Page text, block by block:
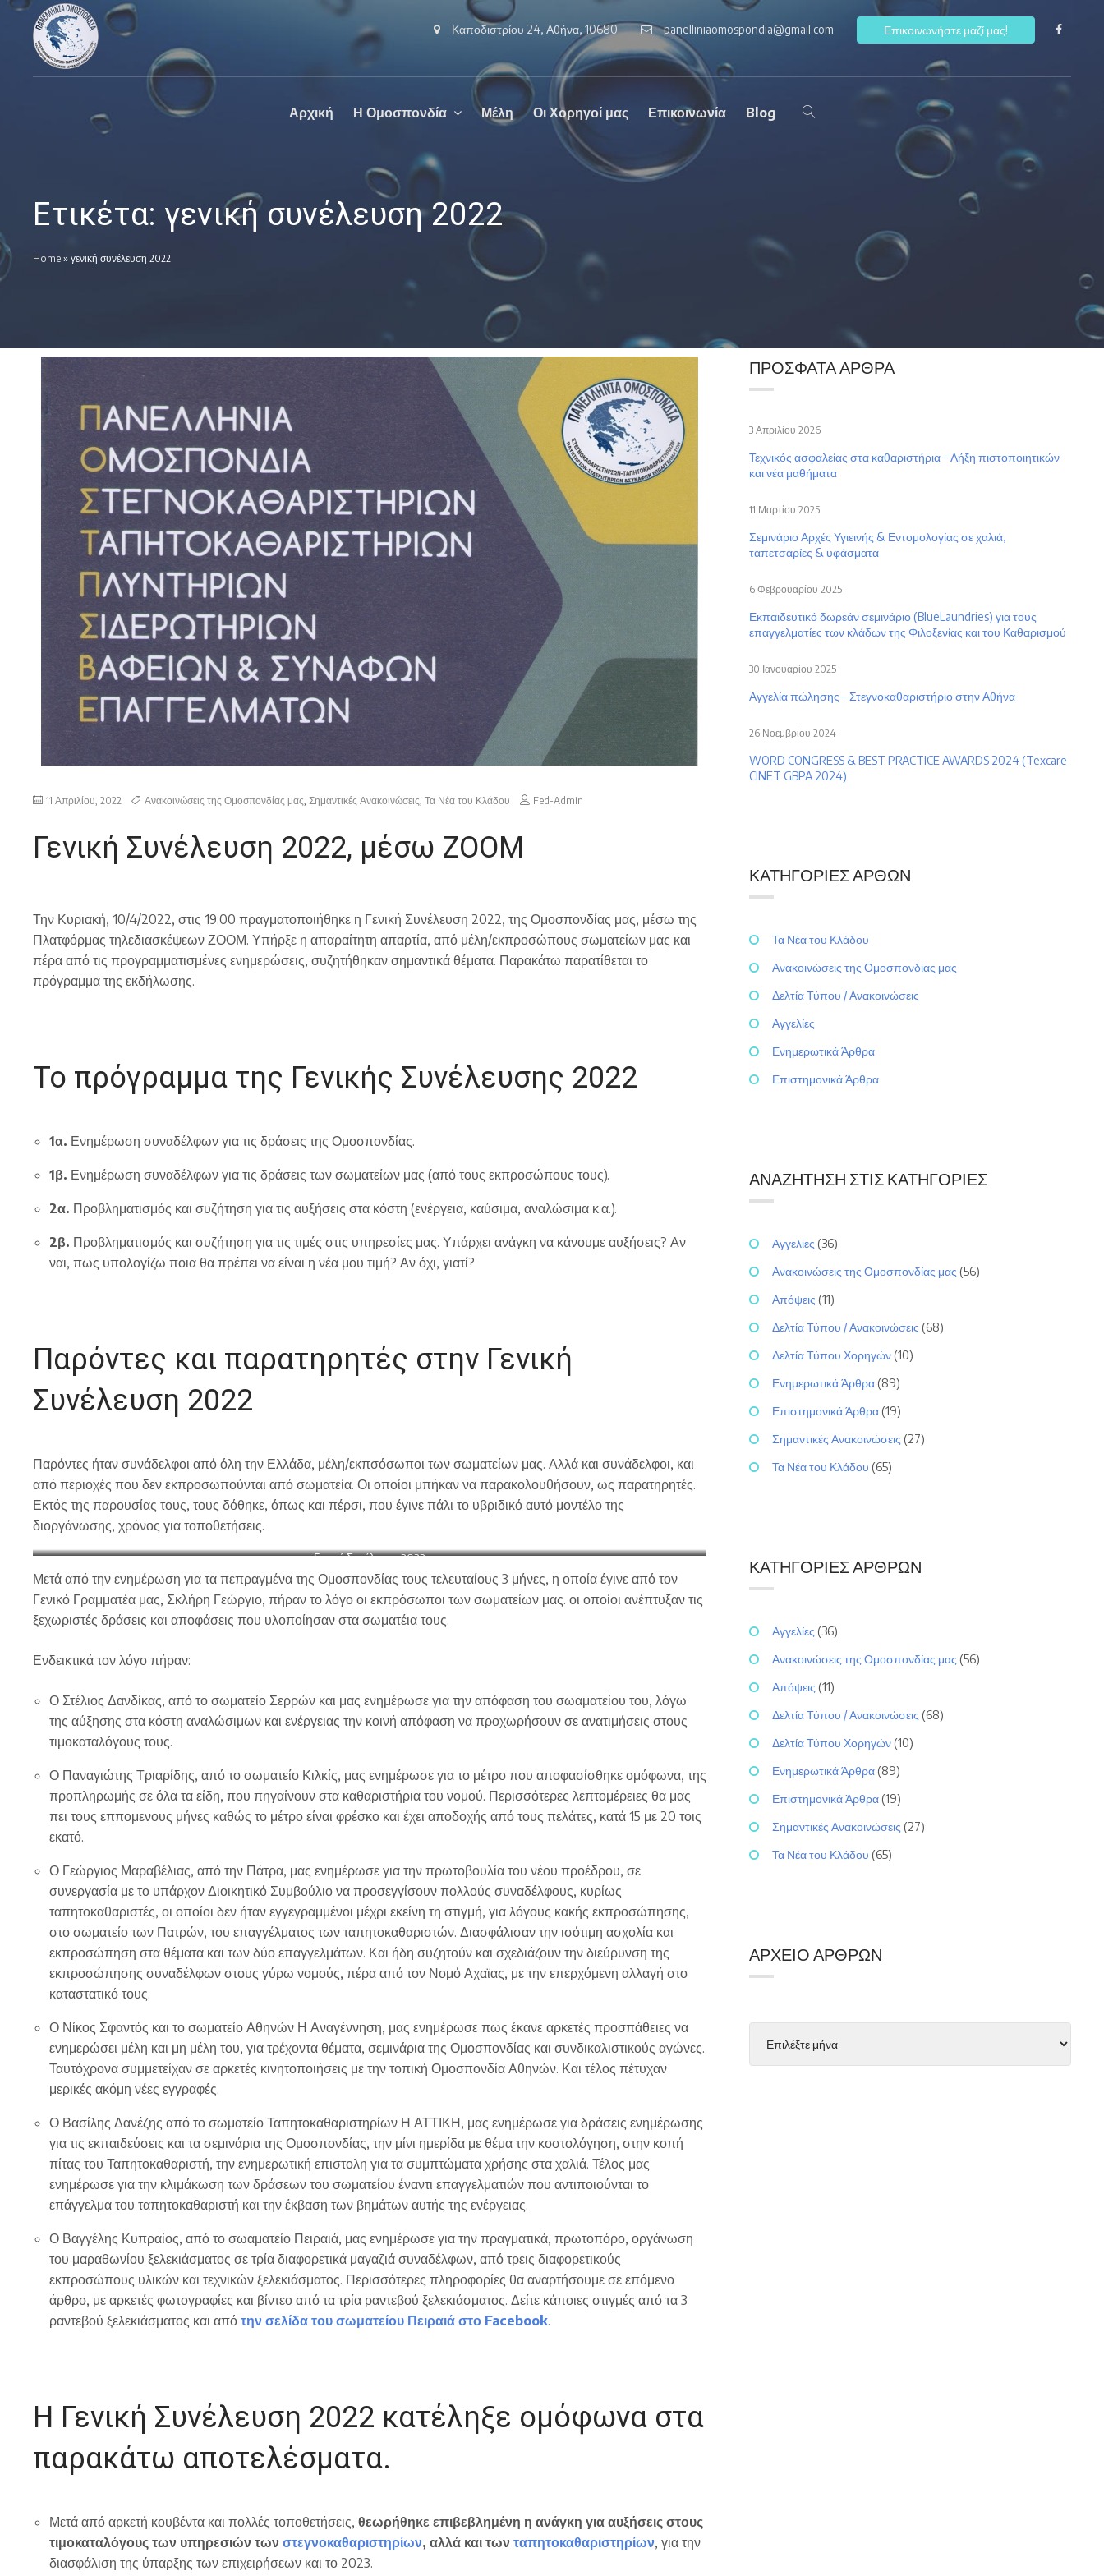
Πανελλήνια
Ομοσπονδία
Καθαριστηρίων
Ο επίσημος
ιστοχώρος της
Πανελλήνια
Ομοσπονδία
Καποδιστρίου 24, Αθήνα, 10680 panelliniaomospondia@gmail.com Επικοινωνήστε μαζί μας!
Αρχική Η Ομοσπονδία Μέλη Οι Χορηγοί μας Επικοινωνία Blog
Ετικέτα: γενική συνέλευση 2022
Home » γενική συνέλευση 2022
11 Απριλίου, 2022 Ανακοινώσεις της Ομοσπονδίας μας, Σημαντικές Ανακοινώσεις, Τα Νέα του Κλάδου Fed-Admin
Γενική Συνέλευση 2022, μέσω ΖΟΟΜ
Την Κυριακή, 10/4/2022, στις 19:00 πραγματοποιήθηκε η Γενική Συνέλευση 2022, της Ομοσπονδίας μας, μέσω της
Πλατφόρμας τηλεδιασκέψεων ΖΟΟΜ. Υπήρξε η απαραίτητη απαρτία, από μέλη/εκπροσώπους σωματείων μας και
πέρα από τις προγραμματισμένες ενημερώσεις, συζητήθηκαν σημαντικά θέματα. Παρακάτω παρατίθεται το
πρόγραμμα της εκδήλωσης.
Το πρόγραμμα της Γενικής Συνέλευσης 2022
1α. Ενημέρωση συναδέλφων για τις δράσεις της Ομοσπονδίας.
1β. Ενημέρωση συναδέλφων για τις δράσεις των σωματείων μας (από τους εκπροσώπους τους).
2α. Προβληματισμός και συζήτηση για τις αυξήσεις στα κόστη (ενέργεια, καύσιμα, αναλώσιμα κ.α.).
2β. Προβληματισμός και συζήτηση για τις τιμές στις υπηρεσίες μας. Υπάρχει ανάγκη να κάνουμε αυξήσεις? Αν
ναι, πως υπολογίζω ποια θα πρέπει να είναι η νέα μου τιμή? Αν όχι, γιατί?
Παρόντες και παρατηρητές στην Γενική
Συνέλευση 2022
Παρόντες ήταν συνάδελφοι από όλη την Ελλάδα, μέλη/εκπσόσωποι των σωματείων μας. Αλλά και συνάδελφοι, και
από περιοχές που δεν εκπροσωπούνται από σωματεία. Οι οποίοι μπήκαν να παρακολουθήσουν, ως παρατηρητές.
Εκτός της παρουσίας τους, τους δόθηκε, όπως και πέρσι, που έγινε πάλι το υβριδικό αυτό μοντέλο της
διοργάνωσης, χρόνος για τοποθετήσεις.
Γενική Συνέλευση 2022
Μετά από την ενημέρωση για τα πεπραγμένα της Ομοσπονδίας τους τελευταίους 3 μήνες, η οποία έγινε από τον
Γενικό Γραμματέα μας, Σκλήρη Γεώργιο, πήραν το λόγο οι εκπρόσωποι των σωματείων μας. οι οποίοι ανέπτυξαν τις
ξεχωριστές δράσεις και αποφάσεις που υλοποίησαν στα σωματέια τους.
Ενδεικτικά τον λόγο πήραν:
Ο Στέλιος Δανδίκας, από το σωματείο Σερρών και μας ενημέρωσε για την απόφαση του σωαματείου του, λόγω
της αύξησης στα κόστη αναλώσιμων και ενέργειας την κοινή απόφαση να προχωρήσουν σε ανατιμήσεις στους
τιμοκαταλόγους τους.
Ο Παναγιώτης Τριαρίδης, από το σωματείο Κιλκίς, μας ενημέρωσε για το μέτρο που αποφασίσθηκε ομόφωνα, της
προπληρωμής σε όλα τα είδη, που πηγαίνουν στα καθαριστήρια του νομού. Περισσότερες λεπτομέρειες θα μας
πει τους εππομενους μήνες καθώς το μέτρο είναι φρέσκο και έχει αποδοχής από τους πελάτες, κατά 15 με 20 τοις
εκατό.
Ο Γεώργιος Μαραβέλιας, από την Πάτρα, μας ενημέρωσε για την πρωτοβουλία του νέου προέδρου, σε
συνεργασία με το υπάρχον Διοικητικό Συμβούλιο να προσεγγίσουν πολλούς συναδέλφους, κυρίως
ταπητοκαθαριστές, οι οποίοι δεν ήταν εγγεγραμμένοι μέχρι εκείνη τη στιγμή, για λόγους κακής εκπροσώπησης,
στο σωματείο των Πατρών, του επαγγέλματος των ταπητοκαθαριστών. Διασφάλισαν την ισότιμη ασχολία και
εκπροσώπηση στα θέματα και των δύο επαγγελμάτων. Και ήδη συζητούν και σχεδιάζουν την διεύρυνση της
εκπροσώπησης συναδέλφων στους γύρω νομούς, πέρα από τον Νομό Αχαϊας, με την επερχόμενη αλλαγή στο
καταστατικό τους.
Ο Νίκος Σφαντός και το σωματείο Αθηνών Η Αναγέννηση, μας ενημέρωσε πως έκανε αρκετές προσπάθειες να
ενημερώσει μέλη και μη μέλη του, για τρέχοντα θέματα, σεμινάρια της Ομοσπονδίας και συνδικαλιστικούς αγώνες.
Ταυτόχρονα συμμετείχαν σε αρκετές κινητοποιήσεις με την τοπική Ομοσπονδία Αθηνών. Και τέλος πέτυχαν
μερικές ακόμη νέες εγγραφές.
Ο Βασίλης Δανέζης από το σωματείο Ταπητοκαθαριστηρίων Η ΑΤΤΙΚΗ, μας ενημέρωσε για δράσεις ενημέρωσης
για τις εκπαιδεύσεις και τα σεμινάρια της Ομοσπονδίας, την μίνι ημερίδα με θέμα την κοστολόγηση, στην κοπή
πίτας του Ταπητοκαθαριστή, την ενημερωτική επιστολη για τα συμπτώματα χρήσης στα χαλιά. Τέλος μας
ενημέρωσε για την κλιμάκωση των δράσεων του σωματείου έναντι επαγγελματιών που αντιποιούνται το
επάγγελμα του ταπητοκαθαριστή και την έκβαση των βημάτων αυτής της ενέργειας.
Ο Βαγγέλης Κυπραίος, από το σωαματείο Πειραιά, μας ενημέρωσε για την πραγματικά, πρωτοπόρο, οργάνωση
του μαραθωνίου ξελεκιάσματος σε τρία διαφορετικά μαγαζιά συναδέλφων, από τρεις διαφορετικούς
εκπροσώπους υλικών και τεχνικών ξελεκιάσματος. Περισσότερες πληροφορίες θα αναρτήσουμε σε επόμενο
άρθρο, με αρκετές φωτογραφίες και βίντεο από τα τρία ραντεβού ξελεκιάσματος. Δείτε κάποιες στιγμές από τα 3
ραντεβού ξελεκιάσματος και από την σελίδα του σωματείου Πειραιά στο Facebook.
Η Γενική Συνέλευση 2022 κατέληξε ομόφωνα στα
παρακάτω αποτελέσματα.
Μετά από αρκετή κουβέντα και πολλές τοποθετήσεις, θεωρήθηκε επιβεβλημένη η ανάγκη για αυξήσεις στους
τιμοκαταλόγους των υπηρεσιών των στεγνοκαθαριστηρίων, αλλά και των ταπητοκαθαριστηρίων, για την
διασφάλιση της ύπαρξης των επιχειρήσεων και το 2023.
ΠΡΌΣΦΑΤΑ ΆΡΘΡΑ
Τεχνικός ασφαλείας στα καθαριστήρια – Λήξη πιστοποιητικών
και νέα μαθήματα
3 Απριλίου 2026
Σεμινάριο Αρχές Υγιεινής & Εντομολογίας σε χαλιά,
ταπετσαρίες & υφάσματα
11 Μαρτίου 2025
Εκπαιδευτικό δωρεάν σεμινάριο (BlueLaundries) για τους
επαγγελματίες των κλάδων της Φιλοξενίας και του Καθαρισμού
6 Φεβρουαρίου 2025
Αγγελία πώλησης – Στεγνοκαθαριστήριο στην Αθήνα
30 Ιανουαρίου 2025
WORD CONGRESS & BEST PRACTICE AWARDS 2024 (Texcare
CINET GBPA 2024)
26 Νοεμβρίου 2024
ΚΑΤΗΓΟΡΊΕΣ ΆΡΘΩΝ
Τα Νέα του Κλάδου
Ανακοινώσεις της Ομοσπονδίας μας
Δελτία Τύπου / Ανακοινώσεις
Αγγελίες
Ενημερωτικά Άρθρα
Επιστημονικά Άρθρα
ΑΝΑΖΉΤΗΣΗ ΣΤΙΣ ΚΑΤΗΓΟΡΊΕΣ
Αγγελίες (36)
Ανακοινώσεις της Ομοσπονδίας μας (56)
Απόψεις (11)
Δελτία Τύπου / Ανακοινώσεις (68)
Δελτία Τύπου Χορηγών (10)
Ενημερωτικά Άρθρα (89)
Επιστημονικά Άρθρα (19)
Σημαντικές Ανακοινώσεις (27)
Τα Νέα του Κλάδου (65)
ΚΑΤΗΓΟΡΊΕΣ ΆΡΘΡΩΝ
Αγγελίες (36)
Ανακοινώσεις της Ομοσπονδίας μας (56)
Απόψεις (11)
Δελτία Τύπου / Ανακοινώσεις (68)
Δελτία Τύπου Χορηγών (10)
Ενημερωτικά Άρθρα (89)
Επιστημονικά Άρθρα (19)
Σημαντικές Ανακοινώσεις (27)
Τα Νέα του Κλάδου (65)
ΑΡΧΕΊΟ ΆΡΘΡΩΝ